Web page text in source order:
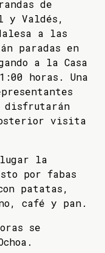
de
y Valdés,
a las
paradas en
a la Casa
horas. Una
disfrutarán
visita
la
por fabas
patatas,
café y pan.
se